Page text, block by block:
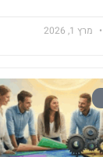
מרץ 1, 2026